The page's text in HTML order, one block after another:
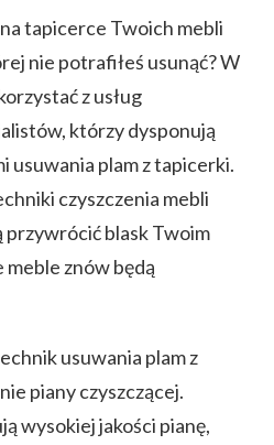
na tapicerce Twoich mebli
nie potrafiłeś usunąć? W
z usług
którzy dysponują
usuwania plam z tapicerki.
czyszczenia mebli
blask Twoim
znów będą
usuwania plam z
piany czyszczącej.
wysokiej jakości pianę,